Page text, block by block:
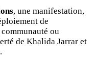
, une manifestation,
de
ou
de Khalida Jarrar et